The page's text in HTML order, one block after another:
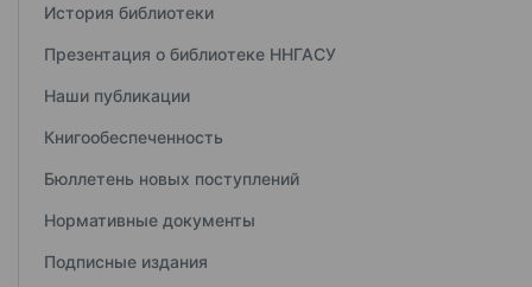
История библиотеки
Презентация о библиотеке ННГАСУ
Наши публикации
Книгообеспеченность
Бюллетень новых поступлений
Нормативные документы
Подписные издания